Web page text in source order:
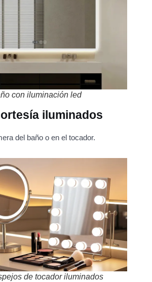
con iluminación led
iluminados
del baño o en el tocador.
de tocador iluminados